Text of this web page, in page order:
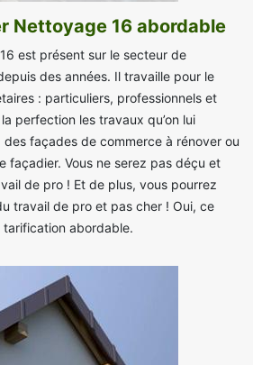
Nettoyage 16 abordable
est présent sur le secteur de
des années. Il travaille pour le
: particuliers, professionnels et
perfection les travaux qu’on lui
façades de commerce à rénover ou
façadier. Vous ne serez pas déçu et
de pro ! Et de plus, vous pourrez
travail de pro et pas cher ! Oui, ce
abordable.